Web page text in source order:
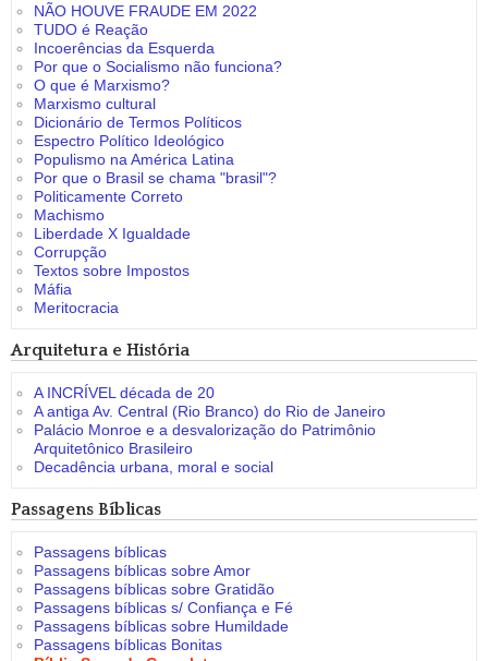
NÃO HOUVE FRAUDE EM 2022
TUDO é Reação
Incoerências da Esquerda
Por que o Socialismo não funciona?
O que é Marxismo?
Marxismo cultural
Dicionário de Termos Políticos
Espectro Político Ideológico
Populismo na América Latina
Por que o Brasil se chama "brasil"?
Politicamente Correto
Machismo
Liberdade X Igualdade
Corrupção
Textos sobre Impostos
Máfia
Meritocracia
Arquitetura e História
A INCRÍVEL década de 20
A antiga Av. Central (Rio Branco) do Rio de Janeiro
Palácio Monroe e a desvalorização do Patrimônio
Arquitetônico Brasileiro
Decadência urbana, moral e social
Passagens Bíblicas
Passagens bíblicas
Passagens bíblicas sobre Amor
Passagens bíblicas sobre Gratidão
Passagens bíblicas s/ Confiança e Fé
Passagens bíblicas sobre Humildade
Passagens bíblicas Bonitas